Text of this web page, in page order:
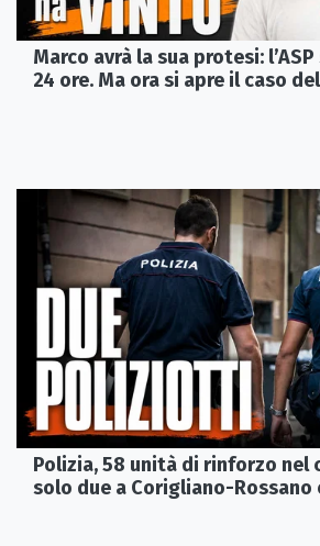
Marco avrà la sua protesi:
24 ore. Ma ora si apre il caso
Polizia, 58 unità di rinforzo nel
solo due a Corigliano-Rossano